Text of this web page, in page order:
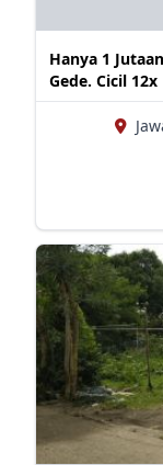
Hanya 1
Gede. Cicil 12x